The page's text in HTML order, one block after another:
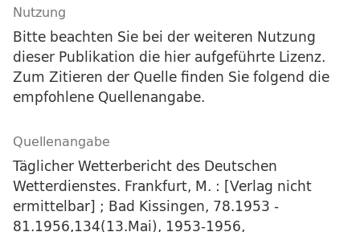
Nutzung
Bitte beachten Sie bei der weiteren Nutzung
dieser Publikation die hier aufgeführte Lizenz.
Zum Zitieren der Quelle finden Sie folgend die
empfohlene Quellenangabe.
Quellenangabe
Täglicher Wetterbericht des Deutschen
Wetterdienstes. Frankfurt, M. : [Verlag nicht
ermittelbar] ; Bad Kissingen, 78.1953 -
81.1956,134(13.Mai), 1953-1956,